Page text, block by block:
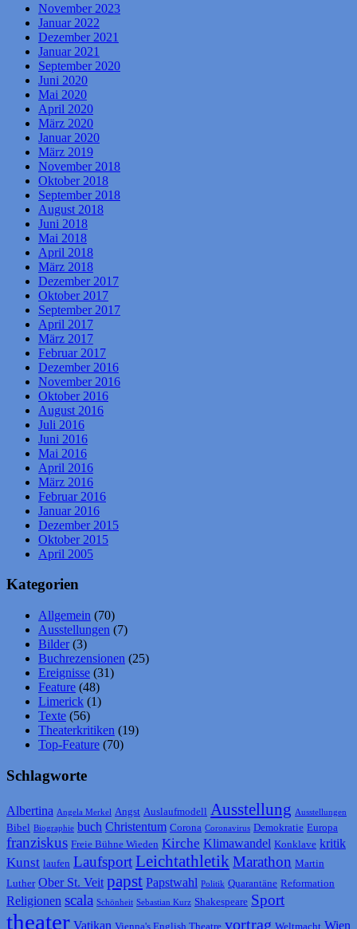
November 2023
Januar 2022
Dezember 2021
Januar 2021
September 2020
Juni 2020
Mai 2020
April 2020
März 2020
Januar 2020
März 2019
November 2018
Oktober 2018
September 2018
August 2018
Juni 2018
Mai 2018
April 2018
März 2018
Dezember 2017
Oktober 2017
September 2017
April 2017
März 2017
Februar 2017
Dezember 2016
November 2016
Oktober 2016
August 2016
Juli 2016
Juni 2016
Mai 2016
April 2016
März 2016
Februar 2016
Januar 2016
Dezember 2015
Oktober 2015
April 2005
Kategorien
Allgemein (70)
Ausstellungen (7)
Bilder(3)
Buchrezensionen (25)
Ereignisse (31)
Feature (48)
Limerick (1)
Texte (56)
Theaterkritiken (19)
Top-Feature (70)
Schlagworte
Albertina Angela Merkel Angst Auslaufmodell Ausstellung Ausstellungen
Bibel Biographie buch Christentum Corona Coronavirus Demokratie Europa
franziskus Freie Bühne Wieden Kirche Klimawandel Konklave kritik
Kunst laufen LaufsportLeichtathletik Marathon Martin
Luther Ober St. Veit papst Papstwahl Politik Quarantäne Reformation
Religionen scala Schönheit Sebastian Kurz Shakespeare Sport
theater Vatikan Vienna's English Theatre vortrag Weltmacht Wien